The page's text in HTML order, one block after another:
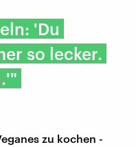
'Du
so lecker.
zu kochen -